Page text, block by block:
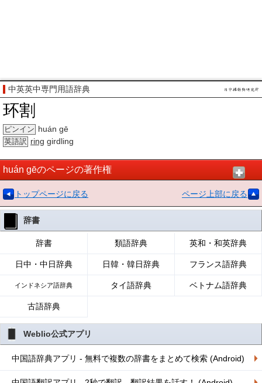
中英英中専門用語辞典
环割
ピンイン huán gē
英語訳 ring girdling
huán gēのページの著作権
トップページに戻る ページ上部に戻る
辞書
辞書 類語辞典 英和・和英辞典
日中・中日辞典 日韓・韓日辞典 フランス語辞典
インドネシア語辞典 タイ語辞典 ベトナム語辞典
古語辞典
Weblio公式アプリ
中国語辞典アプリ - 無料で複数の辞書をまとめて検索 (Android)